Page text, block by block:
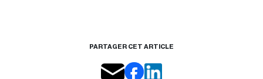
PARTAGER CET ARTICLE